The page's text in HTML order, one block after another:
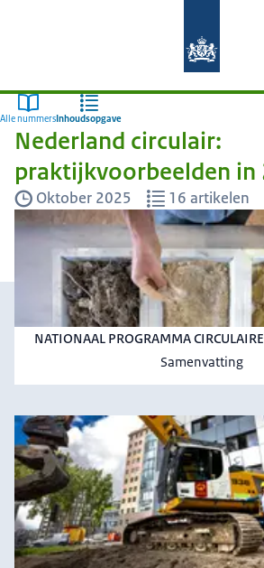
Alle nummers Inhoudsopgave
Nederland circulair:
praktijkvoorbeelden in
Oktober 2025 16 artikelen
NATIONAAL PROGRAMMA
Samenvatting